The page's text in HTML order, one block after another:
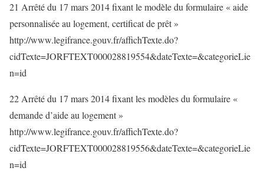
21 Arrêté du 17 mars 2014 fixant le modèle du formulaire « aide
personnalisée au logement, certificat de prêt »
http://www.legifrance.gouv.fr/affichTexte.do?
cidTexte=JORFTEXT000028819554&dateTexte=&categorieLie
n=id
22 Arrêté du 17 mars 2014 fixant les modèles du formulaire «
demande d’aide au logement »
http://www.legifrance.gouv.fr/affichTexte.do?
cidTexte=JORFTEXT000028819556&dateTexte=&categorieLie
n=id